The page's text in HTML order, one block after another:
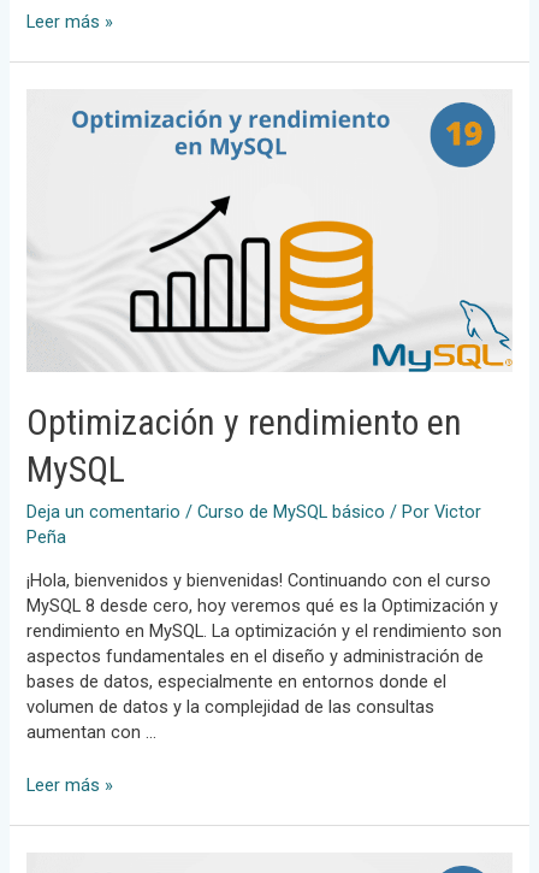
Crear
Leer más »
Optimización y rendimiento en
MySQL
Deja un comentario /Curso de MySQL básico / PorVictor
Peña
¡Hola, bienvenidos y bienvenidas! Continuando con el curso
MySQL 8 desde cero, hoy veremos qué es la Optimización y
rendimiento en MySQL. La optimización y el rendimiento son
aspectos fundamentales en el diseño y administración de
bases de datos, especialmente en entornos donde el
volumen de datos y la complejidad de las consultas
aumentan con …
Optimización
Leer más »